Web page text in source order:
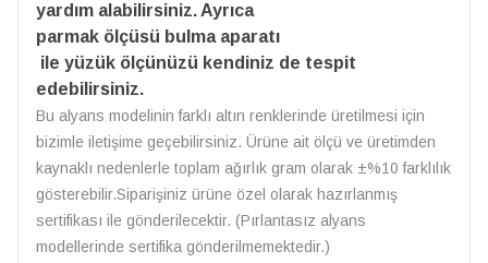
yardım alabilirsiniz. Ayrıca
parmak ölçüsü bulma aparatı
ile yüzük ölçünüzü kendiniz de tespit
edebilirsiniz.
Bu alyans modelinin farklı altın renklerinde üretilmesi için
bizimle iletişime geçebilirsiniz. Ürüne ait ölçü ve üretimden
kaynaklı nedenlerle toplam ağırlık gram olarak ±%10 farklılık
gösterebilir.Siparişiniz ürüne özel olarak hazırlanmış
sertifikası ile gönderilecektir. (Pırlantasız alyans
modellerinde sertifika gönderilmemektedir.)